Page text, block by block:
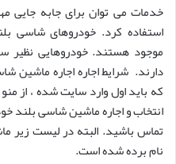
خدمات می توان برای جابه جایی
استفاده کرد. خودروهای شاسی
موجود هستند. خودروهایی نظیر
دارند. شرایط اجاره اجاره ماشین
که باید اول وارد سایت شده ، از
انتخاب و اجاره ماشین شاسی بلند
تماس باشید. البته در لیست زیر
نام برده شده است.